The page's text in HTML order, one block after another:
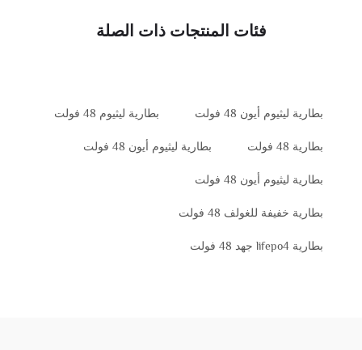
فئات المنتجات ذات الصلة
بطارية ليثيوم أيون 48 فولت بطارية ليثيوم 48 فولت
بطارية 48 فولت بطارية ليثيوم أيون 48 فولت
بطارية ليثيوم أيون 48 فولت
بطارية خفيفة للغولف 48 فولت
بطارية lifepo4 جهد 48 فولت